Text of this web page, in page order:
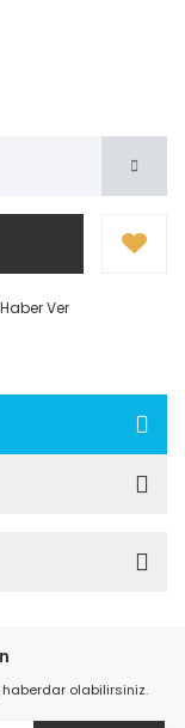
Ver
olabilirsiniz.